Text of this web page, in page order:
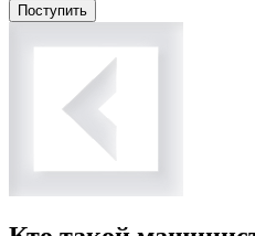
Поступить